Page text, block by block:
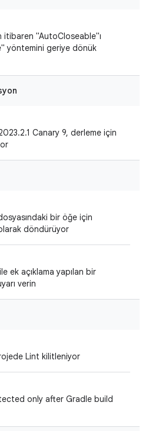
itibaren "AutoCloseable"ı
yöntemini geriye dönük
Canary 9, derleme için
bir öğe için
döndürüyor
ek açıklama yapılan bir
verin
Lint kilitleniyor
only after Gradle build